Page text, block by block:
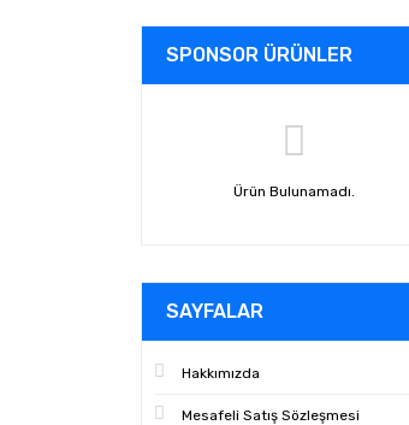
SPONSOR ÜRÜNLER
Ürün Bulunamadı.
SAYFALAR
Hakkımızda
Mesafeli Satış Sözleşmesi